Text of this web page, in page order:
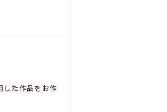
した作品をお作